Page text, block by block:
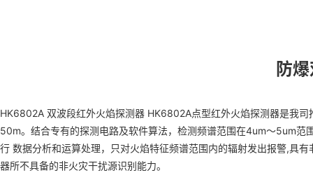
防
HK6802A 双波段红外火焰探测器 HK6802A点型红外火焰探测器是我
50m。结合专有的探测电路及软件算法，检测频谱范围在4um〜5um范
行 数据分析和运算处理，只对火焰特征频谱范围内的辐射发出报警,具
器所不具备的非火灾干扰源识别能力。